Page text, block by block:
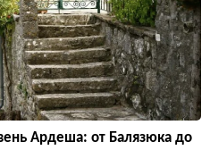
Ардеша: от Балязюка до